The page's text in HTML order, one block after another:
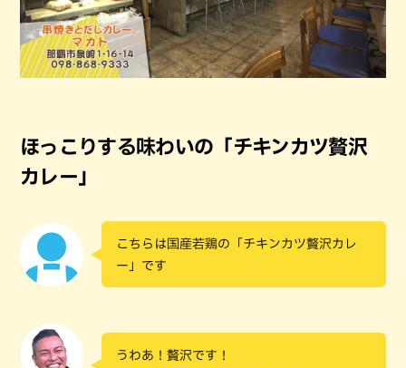
ほっこりする味わいの「チキンカツ贅沢
カレー」
こちらは国産若鶏の「チキンカツ贅沢カレ
ー」です
うわあ！贅沢です！